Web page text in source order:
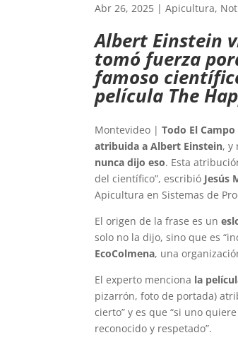
Abr 26, 2025 |Apicultura,
Albert Einstein
tomó fuerza
famoso
película The
Montevideo |Todo El Campo
atribuida a Albert Einstein, y
nunca dijo eso. Esta
del científico”, escribió Jesús
Apicultura en Sistemas de
El origen de la frase es un
solo no la dijo, sino que es
EcoColmena, una
El experto menciona la
pizarrón, foto de portada)
cierto” y es que “si uno
reconocido y respetado”.